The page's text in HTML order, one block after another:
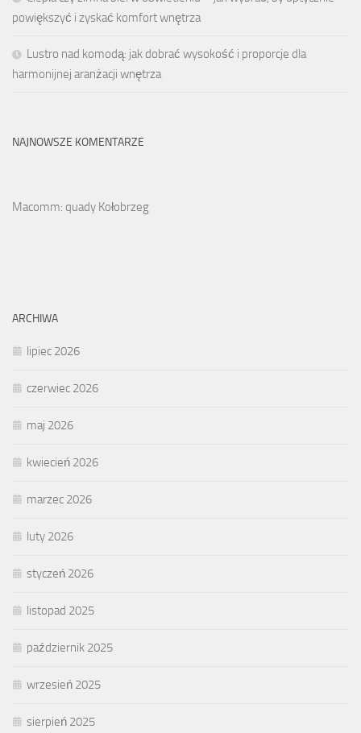
powiększyć i zyskać komfort wnętrza
Lustro nad komodą: jak dobrać wysokość i proporcje dla
harmonijnej aranżacji wnętrza
NAJNOWSZE KOMENTARZE
Macomm: quady Kołobrzeg
ARCHIWA
lipiec 2026
czerwiec 2026
maj 2026
kwiecień 2026
marzec 2026
luty 2026
styczeń 2026
listopad 2025
październik 2025
wrzesień 2025
sierpień 2025